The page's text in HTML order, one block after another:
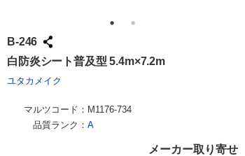
B-246
白防炎シート普及型 5.4m×7.2m
ユタカメイク
マルツコード： M1176-734
品質ランク： A
メーカー取り寄せ